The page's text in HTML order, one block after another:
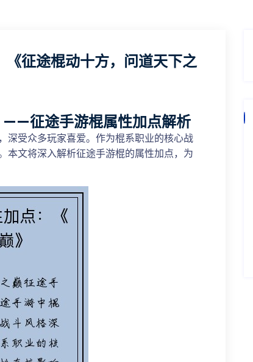
征途棍动十方，问道天下之
——征途手游棍属性加点解析
深受众多玩家喜爱。作为棍系职业的核心战
本文将深入解析征途手游棍的属性加点，为